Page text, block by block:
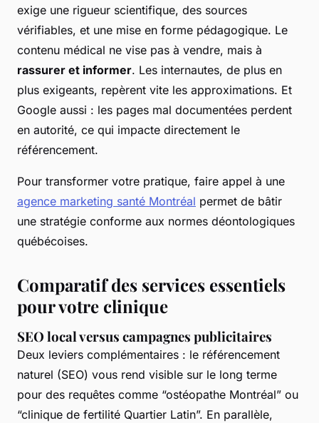
exige une rigueur scientifique, des sources
vérifiables, et une mise en forme pédagogique. Le
contenu médical ne vise pas à vendre, mais à
rassurer et informer. Les internautes, de plus en
plus exigeants, repèrent vite les approximations. Et
Google aussi : les pages mal documentées perdent
en autorité, ce qui impacte directement le
référencement.
Pour transformer votre pratique, faire appel à une
agence marketing santé Montréal permet de bâtir
une stratégie conforme aux normes déontologiques
québécoises.
Comparatif des services essentiels
pour votre clinique
SEO local versus campagnes publicitaires
Deux leviers complémentaires : le référencement
naturel (SEO) vous rend visible sur le long terme
pour des requêtes comme “ostéopathe Montréal” ou
“clinique de fertilité Quartier Latin”. En parallèle,